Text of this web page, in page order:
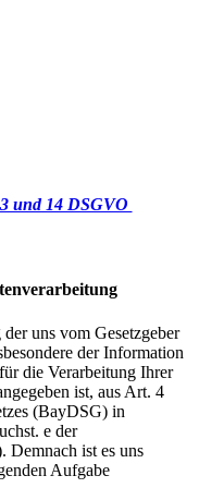
und 14 DSGVO
uns vom Gesetzgeber
der Information
die Verarbeitung Ihrer
ist, aus Art. 4
(BayDSG) in
e der
Demnach ist es uns
Aufgabe